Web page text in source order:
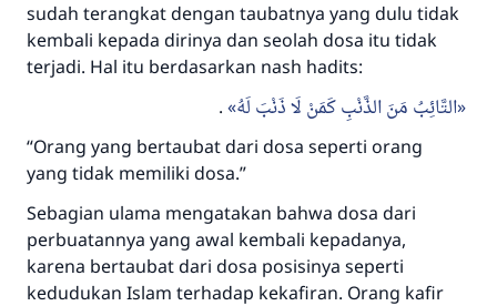
sudah terangkat dengan taubatnya yang dulu tidak
kembali kepada dirinya dan seolah dosa itu tidak
terjadi. Hal itu berdasarkan nash hadits:
التَّائِبُ مَنَ الذَّنْبِ كَمَنْ لَا ذَنْبَ لَهُ
.
“Orang yang bertaubat dari dosa seperti orang
yang tidak memiliki dosa.”
Sebagian ulama mengatakan bahwa dosa dari
perbuatannya yang awal kembali kepadanya,
karena bertaubat dari dosa posisinya seperti
kedudukan Islam terhadap kekafiran. Orang kafir